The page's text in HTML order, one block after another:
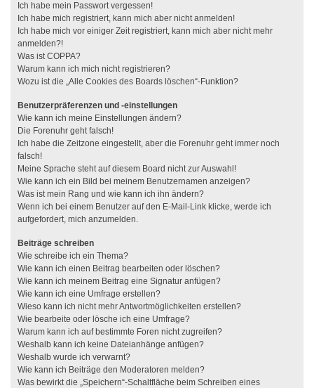
Ich habe mein Passwort vergessen!
Ich habe mich registriert, kann mich aber nicht anmelden!
Ich habe mich vor einiger Zeit registriert, kann mich aber nicht mehr
anmelden?!
Was ist COPPA?
Warum kann ich mich nicht registrieren?
Wozu ist die „Alle Cookies des Boards löschen“-Funktion?
Benutzerpräferenzen und -einstellungen
Wie kann ich meine Einstellungen ändern?
Die Forenuhr geht falsch!
Ich habe die Zeitzone eingestellt, aber die Forenuhr geht immer noch
falsch!
Meine Sprache steht auf diesem Board nicht zur Auswahl!
Wie kann ich ein Bild bei meinem Benutzernamen anzeigen?
Was ist mein Rang und wie kann ich ihn ändern?
Wenn ich bei einem Benutzer auf den E-Mail-Link klicke, werde ich
aufgefordert, mich anzumelden.
Beiträge schreiben
Wie schreibe ich ein Thema?
Wie kann ich einen Beitrag bearbeiten oder löschen?
Wie kann ich meinem Beitrag eine Signatur anfügen?
Wie kann ich eine Umfrage erstellen?
Wieso kann ich nicht mehr Antwortmöglichkeiten erstellen?
Wie bearbeite oder lösche ich eine Umfrage?
Warum kann ich auf bestimmte Foren nicht zugreifen?
Weshalb kann ich keine Dateianhänge anfügen?
Weshalb wurde ich verwarnt?
Wie kann ich Beiträge den Moderatoren melden?
Was bewirkt die „Speichern“-Schaltfläche beim Schreiben eines